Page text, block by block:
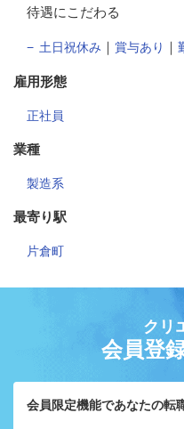
待遇にこだわる
土日祝休み ｜ 賞与あり ｜
雇用形態
正社員
業種
製造系
最寄り駅
片倉町
クリ
会員登
会員限定機能であなたの転